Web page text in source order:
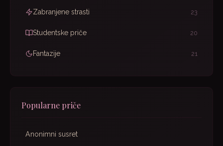
Zabranjene strasti 23
Studentske priče 20
Fantazije 21
Popularne priče
Anonimni susret